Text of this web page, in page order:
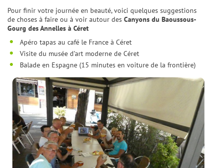
Pour finir votre journée en beauté, voici quelques suggestions
de choses à faire ou à voir autour des Canyons du Baoussous-
Gourg des Annelles à Céret
Apéro tapas au café le France à Céret
Visite du musée d’art moderne de Céret
Balade en Espagne (15 minutes en voiture de la frontière)